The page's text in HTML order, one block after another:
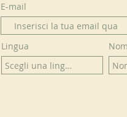
E-mail
Lingua